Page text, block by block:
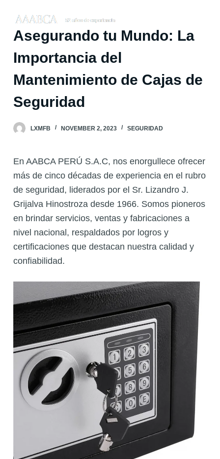
p
o
c
n
Asegurando tu Mundo: La
Importancia del
Mantenimiento de Cajas de
Seguridad
LXMFB NOVEMBER 2, 2023 SEGURIDAD
En AABCA PERÚ S.A.C, nos enorgullece ofrecer
más de cinco décadas de experiencia en el rubro
de seguridad, liderados por el Sr. Lizandro J.
Grijalva Hinostroza desde 1966. Somos pioneros
en brindar servicios, ventas y fabricaciones a
nivel nacional, respaldados por logros y
certificaciones que destacan nuestra calidad y
confiabilidad.